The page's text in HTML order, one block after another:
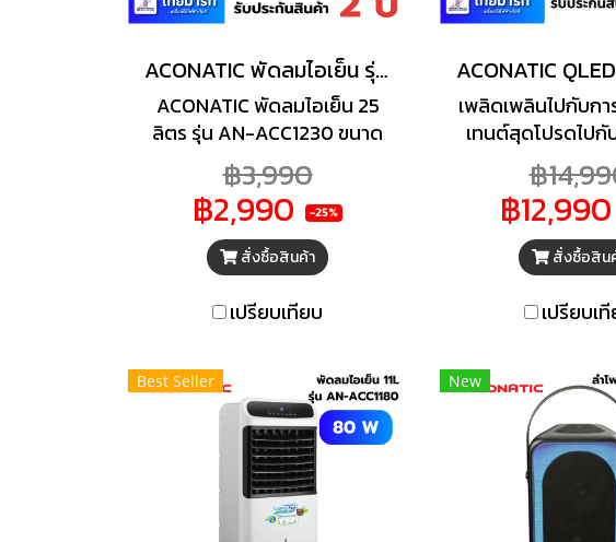
ACONATIC พัดลมไอเย็น รุ่น AN-ACC1230 ขนาดความจุ 25 ลิตร
ACONATIC พัดลมไอเย็น 25
ลิตร รุ่น AN-ACC1230 ขนาด
ถังบรรจุน้ำ 25 ลิตร ปรับแรงลม
ได้ 3 ระดับ หน้าจอเป็นจอแบบ
LED พร้อมปุ่มสัมผัส ตั่งเวลาได้
1 - 9 ชั่วโมง
฿3,990
฿2,990 -25%
สั่งซื้อสินค้า
เปรียบเทียบ
เพลิดเพลินไปกับก
เทนต์สุดโปรดไปกั
QLED Google
หน้าจอกว้าง จา
คุณภาพ
55QS710AN มอบ
การแสดงผลบนห
สีสันสดใส คมชัด ส
ความละเอียด
รวดเร็วด้วย ให้ภ
ธรรมชาติ พร้อม
ปฏิบัติการ
Digital TV ภาย
คุณภาพที่ลงตัวทั้ง
และฟังก์ชันการ
฿
฿12,990
สั่งซื้อสิน
เปรียบเ
Best Seller New